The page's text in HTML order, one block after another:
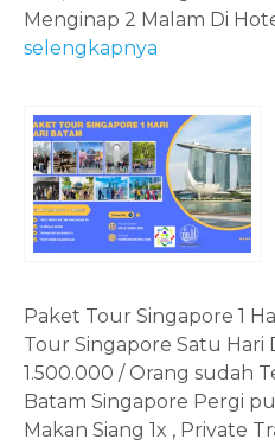
Menginap 2 Malam Di
selengkapnya
Paket Tour Singapore 1
Tour Singapore Satu Hari
1.500.000 / Orang sudah
Batam Singapore Pergi
Makan Siang 1x , Private